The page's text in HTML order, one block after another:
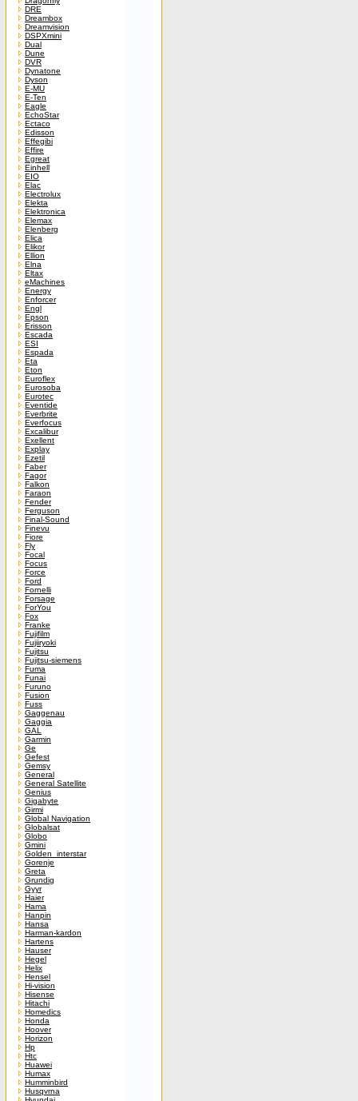
DRE
Dreambox
Dreamvision
DSPXmini
Dual
Dune
DVR
Dynatone
Dyson
E-MU
E-Ten
Eagle
EchoStar
Ectaco
Edisson
Effegibi
Effire
Egreat
Einhell
EIO
Elac
Electrolux
Elekta
Elektronica
Elemax
Elenberg
Elica
Elikor
Ellion
Elna
Eltax
eMachines
Energy
Enforcer
Engl
Epson
Erisson
Escada
ESI
Espada
Eta
Eton
Euroflex
Eurosoba
Eurotec
Eventide
Everbrite
Everfocus
Excalibur
Exellent
Explay
Ezetil
Faber
Fagor
Falkon
Faraon
Fender
Ferguson
Final-Sound
Finevu
Fiore
Fly
Focal
Focus
Force
Ford
Fornelli
Forsage
ForYou
Fox
Franke
Fujifilm
Fujiiryoki
Fujitsu
Fujitsu-siemens
Fuma
Funai
Furuno
Fusion
Fuss
Gaggenau
Gaggia
GAL
Garmin
Ge
Gefest
Gemsy
General
General Satellite
Genius
Gigabyte
Girmi
Global Navigation
Globalsat
Globo
Gmini
Golden_interstar
Gorenje
Greta
Grundig
Gyyr
Haier
Hama
Hanpin
Hansa
Harman-kardon
Hartens
Hauser
Hegel
Helix
Hensel
Hi-vision
Hisense
Hitachi
Homedics
Honda
Hoover
Horizon
Hp
Htc
Huawei
Humax
Humminbird
Husqvrna